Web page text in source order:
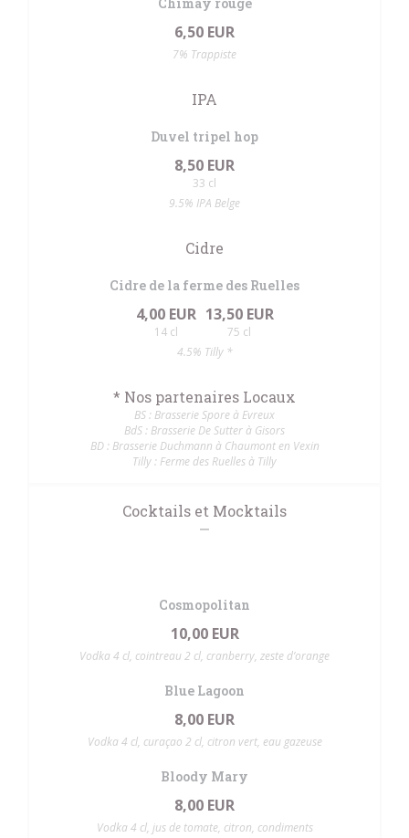
6,50 EUR
7% Trappiste
IPA
Duvel tripel hop
8,50 EUR
33 cl
9.5% IPA Belge
Cidre
Cidre de la ferme des Ruelles
4,00 EUR
14 cl
13,50 EUR
75 cl
4.5% Tilly *
* Nos partenaires Locaux
BS : Brasserie Spore à Evreux
BdS : Brasserie De Sutter à Gisors
BD : Brasserie Duchmann à Chaumont en Vexin
Tilly : Ferme des Ruelles à Tilly
Cocktails et Mocktails
Cosmopolitan
10,00 EUR
Vodka 4 cl, cointreau 2 cl, cranberry, zeste d’orange
Blue Lagoon
8,00 EUR
Vodka 4 cl, curaçao 2 cl, citron vert, eau gazeuse
Bloody Mary
8,00 EUR
Vodka 4 cl, jus de tomate, citron, condiments